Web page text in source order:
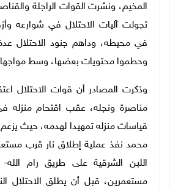
المخيم، ونشرت القوات الراجلة
تجولت آليات الاحتلال في شوارعه
في محيطه، وداهم جنود الاحتلال
وحطموا محتويات بعضها، وسط
وذكرت المصادر أن قوات الاحتلال
مناصرة ونجله، عقب اقتحام منزله
قياسات منزله تمهيدا لهدمه، حيث يزعم
محمد نفذ عملية إطلاق نار قرب
اللبن الشرقية على طريق رام
مستعمرين، قبل أن يطلق الاحتلال